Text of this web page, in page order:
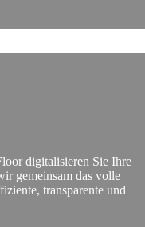
digitalisieren Sie Ihre
gemeinsam das volle
transparente und